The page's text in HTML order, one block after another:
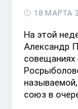
18 МАРТА
На этой
Александр
совещаниях
союз в